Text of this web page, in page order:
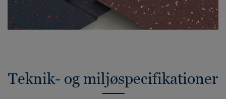
Teknik- og miljøspecifikationer